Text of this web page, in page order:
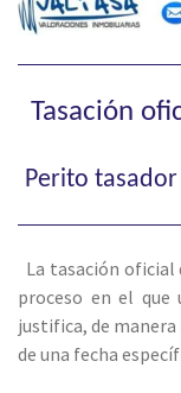
Tasación
Perito
La tasación oficial
proceso en el
justifica, de
de una fecha